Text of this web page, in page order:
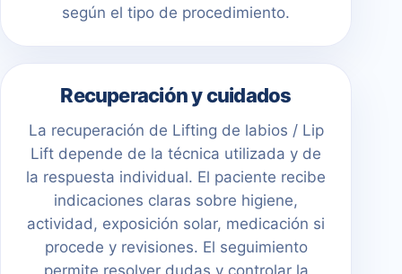
según el tipo de procedimiento.
Recuperación y cuidados
La recuperación de Lifting de labios / Lip
Lift depende de la técnica utilizada y de
la respuesta individual. El paciente recibe
indicaciones claras sobre higiene,
actividad, exposición solar, medicación si
procede y revisiones. El seguimiento